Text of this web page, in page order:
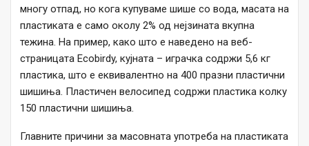
многу отпад, но кога купуваме шише со вода, масата на
пластиката е само околу 2% од нејзината вкупна
тежина. На пример, како што е наведено на веб-
страницата Ecobirdy, кујната – играчка содржи 5,6 кг
пластика, што е еквивалентно на 400 празни пластични
шишиња. Пластичен велосипед содржи пластика колку
150 пластични шишиња.
Главните причини за масовната употреба на пластиката